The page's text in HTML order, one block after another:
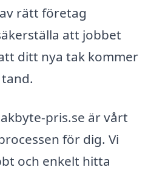
rätt företag
att jobbet
ditt nya tak kommer
pris.se är vårt
för dig. Vi
och enkelt hitta